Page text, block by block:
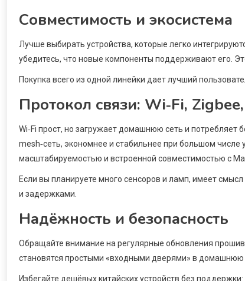
Совместимость и экосистема
Лучше выбирать устройства, которые легко
убедитесь, что новые компоненты поддерживают его.
Покупка всего из одной линейки дает лучший
Протокол связи: Wi‑Fi,
Wi‑Fi прост, но загружает домашнюю сеть и потребляет
mesh‑сеть, экономнее и стабильнее при большом
масштабируемостью и встроенной совместимостью с
Если вы планируете много сенсоров и ламп, имеет
и задержками.
Надёжность и безопасность
Обращайте внимание на регулярные обновления
становятся простыми «входными дверями» в домашнюю
Избегайте дешёвых китайских устройств без